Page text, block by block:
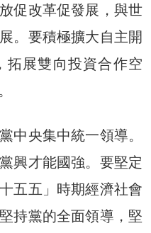
促改革促發展，與世
。要積極擴大自主開
拓展雙向投資合作空
中央集中統一領導。
興才能國強。要堅定
五五」時期經濟社會
持黨的全面領導，堅